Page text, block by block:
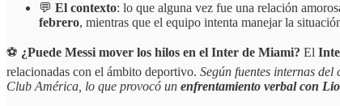
💬 El contexto: lo que alguna vez fue una relación
febrero, mientras que el equipo intenta manejar la
⚽️ ¿Puede Messi mover los hilos en el Inter de Miami? El
relacionadas con el ámbito deportivo. Según fuentes internas
Club América, lo que provocó un enfrentamiento verbal con